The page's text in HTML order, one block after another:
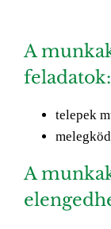
A
feladatok:
telepek
A